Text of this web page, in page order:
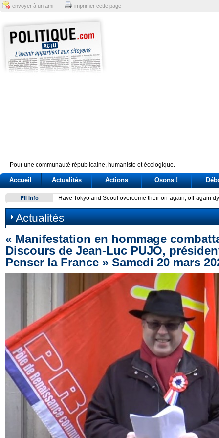
envoyer à un ami imprimer cette page
Pour une communauté républicaine, humaniste et écologique.
Accueil Actualités Actions Osons !
Fil info Have Tokyo and Seoul overcome their on-again, off-again
Actualités
« Manifestation en hommage
Discours de Jean-Luc PUJO,
Penser la France » Samedi 20 mars